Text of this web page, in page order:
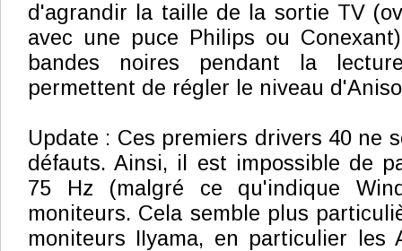
d'agrandir la taille de la sortie TV
avec une puce Philips ou
bandes noires pendant la
permettent de régler le niveau
Update : Ces premiers drivers 40 ne
défauts. Ainsi, il est impossible de
75 Hz (malgré ce qu'indique
moniteurs. Cela semble plus
moniteurs IIyama, en particulier les